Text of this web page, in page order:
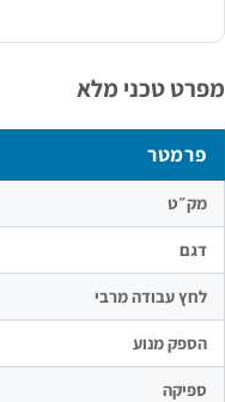
מפרט טכני מלא
פרמטר
מק״ט
דגם
לחץ עבודה מרבי
הספק מנוע
ספיקה